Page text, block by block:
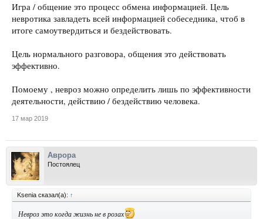
Игра / общение это процесс обмена информацией. Цель
невротика завладеть всей информацией собеседника, чтоб в
итоге самоутвердиться и бездействовать.
Цель нормального разговора, общения это действовать
эффективно.
Помоему , невроз можно определить лишь по эффективности
деятельности, действию / бездействию человека.
17 мар 2019
Аврора
Постоялец
Ksenia сказал(а): ↑
Невроз это когда жизнь не в розах